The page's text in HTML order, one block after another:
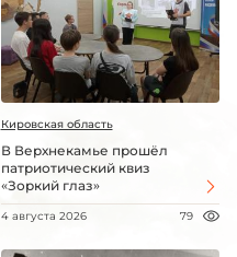
Кировская область
В Верхнекамье прошёл
патриотический квиз
«Зоркий глаз»
4 августа 2026 79